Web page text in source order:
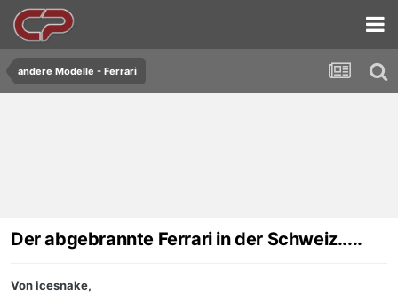
andere Modelle - Ferrari
Der abgebrannte Ferrari in der Schweiz.....
Von icesnake,